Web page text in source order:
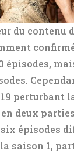
du contenu
épisodes,
perturbant
deux
épisodes
saison 1,